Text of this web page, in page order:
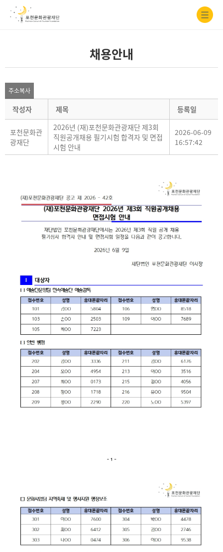
채용안내
주소복사
작성자 제목 등록일
포천문화관
광재단
2026년 (재)포천문화관광재단 제3회
직원공개채용 필기시험 합격자 및 면접
시험 안내
2026-06-09
16:57:42